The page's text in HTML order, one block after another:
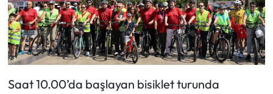
Saat 10.00’da başlayan bisiklet turunda